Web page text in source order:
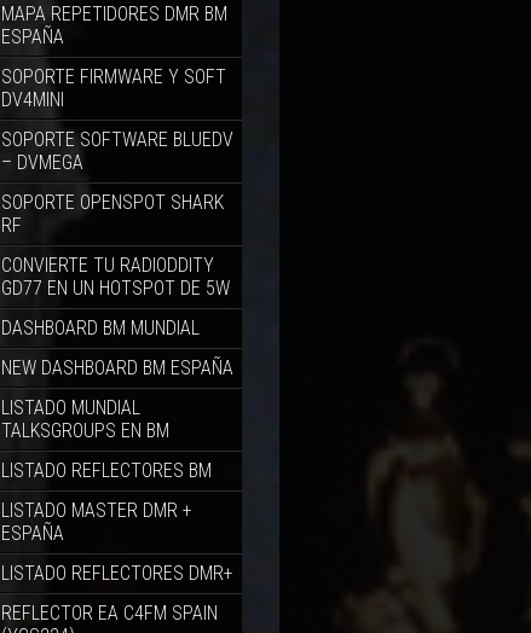
MAPA REPETIDORES DMR BM
ESPAÑA
SOPORTE FIRMWARE Y SOFT
DV4MINI
SOPORTE SOFTWARE BLUEDV
– DVMEGA
SOPORTE OPENSPOT SHARK
RF
CONVIERTE TU RADIODDITY
GD77 EN UN HOTSPOT DE 5W
DASHBOARD BM MUNDIAL
NEW DASHBOARD BM ESPAÑA
LISTADO MUNDIAL
TALKSGROUPS EN BM
LISTADO REFLECTORES BM
LISTADO MASTER DMR +
ESPAÑA
LISTADO REFLECTORES DMR+
REFLECTOR EA C4FM SPAIN